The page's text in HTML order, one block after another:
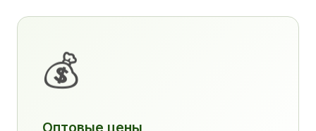
💰
Оптовые цены